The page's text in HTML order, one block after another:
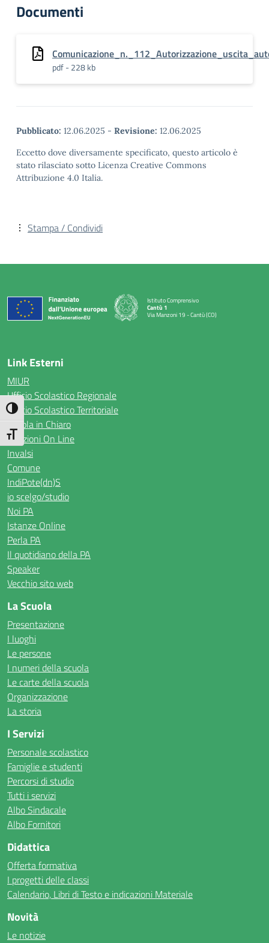
Attiva/disattiva alto contrasto
Attiva/disattiva dimensione testo
Documenti
pdf - 228 kb
Pubblicato: 12.06.2025 - Revisione: 12.06.2025
Eccetto dove diversamente specificato, questo articolo è
stato rilasciato sotto Licenza Creative Commons
Attribuzione 4.0 Italia.
Stampa / Condividi
Istituto Comprensivo
Cantù 1
Via Manzoni 19 - Cantù (CO)
— Visita la pagina iniziale della scuola
Link Esterni
MIUR
Ufficio Scolastico Regionale
Ufficio Scolastico Territoriale
Scuola in Chiaro
Iscrizioni On Line
Invalsi
Comune
IndiPote(dn)S
io scelgo/studio
Noi PA
Istanze Online
Perla PA
Il quotidiano della PA
Speaker
Vecchio sito web
La Scuola
Presentazione
I luoghi
Le persone
I numeri della scuola
Le carte della scuola
Organizzazione
La storia
I Servizi
Personale scolastico
Famiglie e studenti
Percorsi di studio
Tutti i servizi
Albo Sindacale
Albo Fornitori
Didattica
Offerta formativa
I progetti delle classi
Calendario, Libri di Testo e indicazioni Materiale
Novità
Le notizie